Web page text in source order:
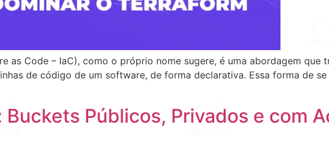
as Code – IaC), como o próprio nome sugere, é uma abordagem que
de código de um software, de forma declarativa. Essa forma de
Públicos, Privados e com